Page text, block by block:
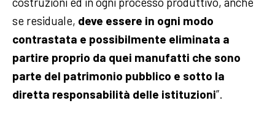
se residuale, deve essere in ogni modo
contrastata e possibilmente eliminata a
partire proprio da quei manufatti che sono
parte del patrimonio pubblico e sotto la
diretta responsabilità delle istituzioni”.